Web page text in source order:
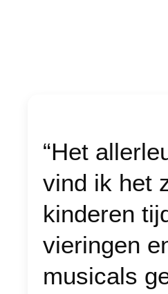
“Het
vind ik het
kinderen
vieringen
musicals